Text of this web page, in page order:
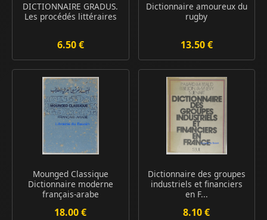
DICTIONNAIRE GRADUS.
Les procédés littéraires
6.50 €
Dictionnaire amoureux du
rugby
13.50 €
Mounged Classique
Dictionnaire moderne
français-arabe
18.00 €
Dictionnaire des groupes
industriels et financiers
en F...
8.10 €